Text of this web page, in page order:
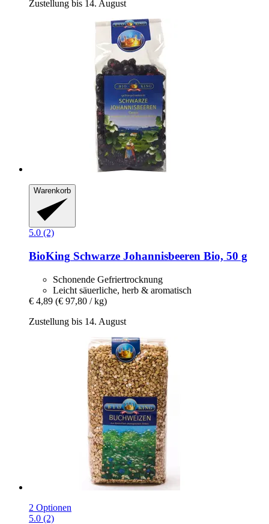
Zustellung bis 14. August
Warenkorb
5.0 (2)
BioKing Schwarze Johannisbeeren Bio, 50 g
Schonende Gefriertrocknung
Leicht säuerliche, herb & aromatisch
€ 4,89 (€ 97,80 / kg)
Zustellung bis 14. August
2 Optionen
5.0 (2)